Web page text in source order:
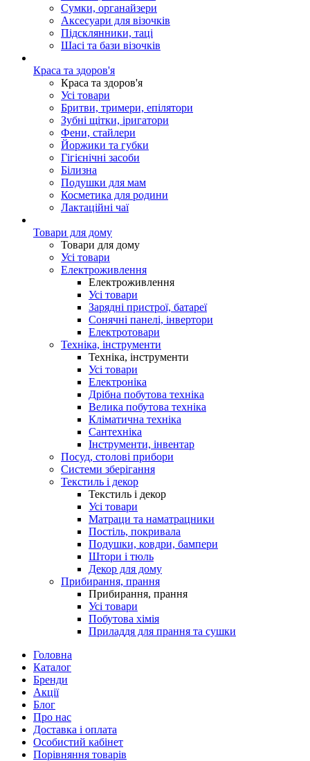
Сумки, органайзери
Аксесуари для візочків
Підсклянники, таці
Шасі та бази візочків
Краса та здоров'я
Краса та здоров'я
Усі товари
Бритви, тримери, епілятори
Зубні щітки, іригатори
Фени, стайлери
Йоржики та губки
Гігієнічні засоби
Білизна
Подушки для мам
Косметика для родини
Лактаційні чаї
Товари для дому
Товари для дому
Усі товари
Електроживлення
Електроживлення
Усі товари
Зарядні пристрої, батареї
Сонячні панелі, інвертори
Електротовари
Техніка, інструменти
Техніка, інструменти
Усі товари
Електроніка
Дрібна побутова техніка
Велика побутова техніка
Кліматична техніка
Сантехніка
Інструменти, інвентар
Посуд, столові прибори
Системи зберігання
Текстиль і декор
Текстиль і декор
Усі товари
Матраци та наматрацники
Постіль, покривала
Подушки, ковдри, бампери
Штори і тюль
Декор для дому
Прибирання, прання
Прибирання, прання
Усі товари
Побутова хімія
Приладдя для прання та сушки
Головна
Каталог
Бренди
Акції
Блог
Про нас
Доставка і оплата
Особистий кабінет
Порівняння товарів